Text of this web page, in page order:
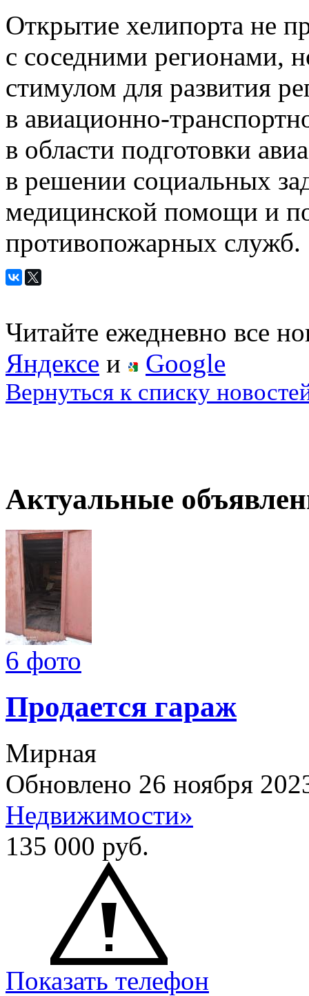
Открытие хелипорта не
с соседними регионами,
стимулом для развития
в авиационно-
в области подготовки
в решении социальных
медицинской помощи и
противопожарных служб.
Читайте ежедневно все
Яндексе и Google
Вернуться к списку
Актуальные
6 фото
Продается гараж
Мирная
Обновлено 26 ноября
Недвижимости»
135 000 руб.
Показать телефон